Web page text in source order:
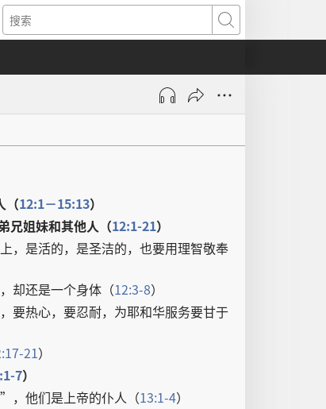
搜
索
（12:1－15:13）
兄姐妹和其他人 （12:1-21）
上， 是活的， 是圣洁的， 也要用理智敬奉
， 却还是一个身体 （12:3-8）
， 要热心， 要忍耐， 为耶和华服务要甘于
21）
7）
”， 他们是上帝的仆人 （13:1-4）